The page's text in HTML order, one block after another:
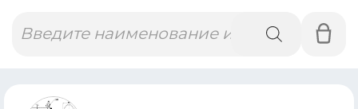
товаров